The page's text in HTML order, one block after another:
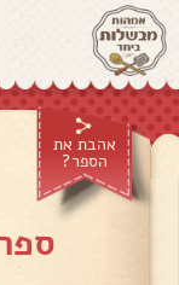
אהבת את
הספר?